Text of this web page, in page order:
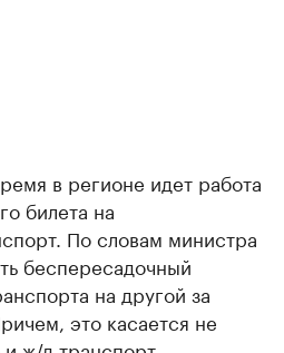
в регионе идет работа
билета на
По словам министра
беспересадочный
на другой за
это касается не